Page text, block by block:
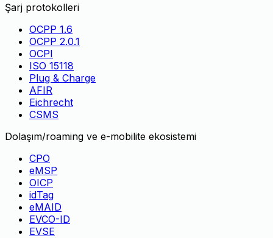
Şarj protokolleri
OCPP 1.6
OCPP 2.0.1
OCPI
ISO 15118
Plug & Charge
AFIR
Eichrecht
CSMS
Dolaşım/roaming ve e-mobilite ekosistemi
CPO
eMSP
OICP
idTag
eMAID
EVCO-ID
EVSE